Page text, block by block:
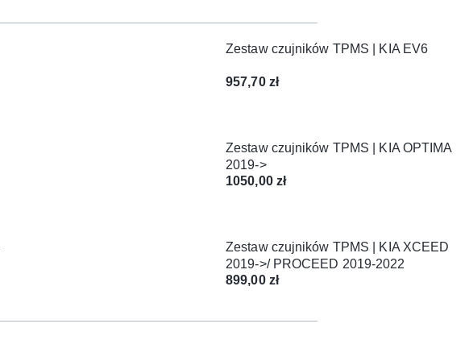
Zestaw czujników TPMS | KIA EV6
957,70 zł
Zestaw czujników TPMS | KIA OPTIMA
2019->
1050,00 zł
Zestaw czujników TPMS | KIA XCEED
2019->/ PROCEED 2019-2022
899,00 zł